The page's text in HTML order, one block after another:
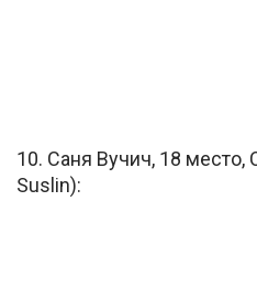
10. Саня Вучич, 18 место,
Suslin):